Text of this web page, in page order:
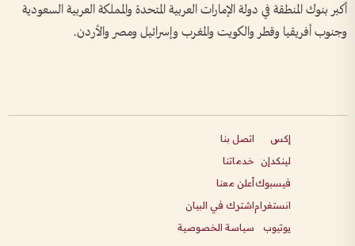
أكبر بنوك المنطقة في دولة الإمارات العربية المتحدة والمملكة العربية السعودية
وجنوب أفريقيا وقطر والكويت والمغرب وإسرائيل ومصر والأردن.
إكس
لينكدإن
فيسبوك
انستغرام
يوتيوب
اتصل بنا
خدماتنا
أعلن معنا
اشترك في البيان
سياسة الخصوصية